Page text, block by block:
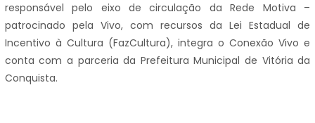
responsável pelo eixo de circulação da Rede Motiva –
patrocinado pela Vivo, com recursos da Lei Estadual de
Incentivo à Cultura (FazCultura), integra o Conexão Vivo e
conta com a parceria da Prefeitura Municipal de Vitória da
Conquista.